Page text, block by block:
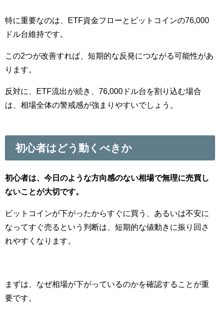
特に重要なのは、ETF資金フローとビットコインの76,000
ドル台維持です。
この2つが改善すれば、短期的な反発につながる可能性があ
ります。
反対に、ETF流出が続き、76,000ドル台を割り込む場合
は、相場全体の警戒感が強まりやすいでしょう。
初心者はどう動くべきか
初心者は、今日のような方向感のない相場で無理に売買し
ないことが大切です。
ビットコインが下がったからすぐに買う、あるいは不安に
なってすぐ売るという判断は、短期的な値動きに振り回さ
れやすくなります。
まずは、なぜ相場が下がっているのかを確認することが重
要です。